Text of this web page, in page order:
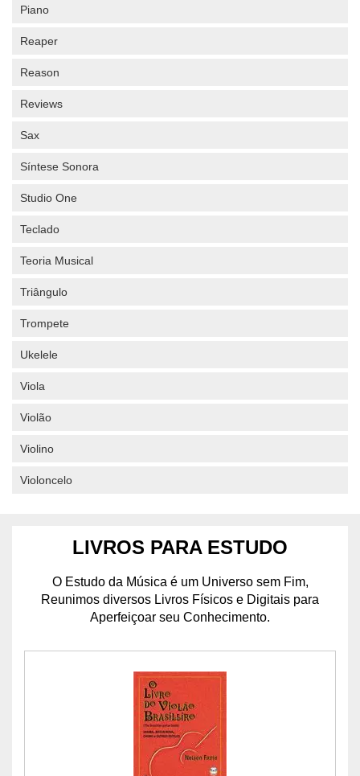
Piano
Reaper
Reason
Reviews
Sax
Síntese Sonora
Studio One
Teclado
Teoria Musical
Triângulo
Trompete
Ukelele
Viola
Violão
Violino
Violoncelo
LIVROS PARA ESTUDO
O Estudo da Música é um Universo sem Fim,
Reunimos diversos Livros Físicos e Digitais para
Aperfeiçoar seu Conhecimento.